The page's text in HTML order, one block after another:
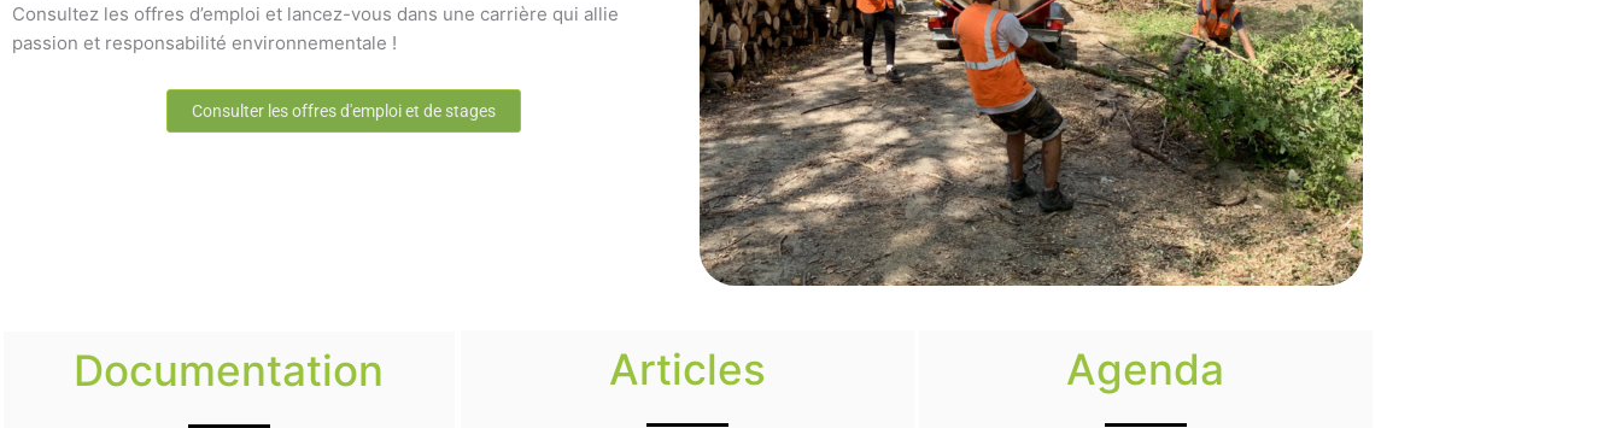
Consultez les offres d’emploi et lancez-vous dans une carrière qui allie
passion et responsabilité environnementale !
Consulter les offres d'emploi et de stages
Documentation Articles Agenda